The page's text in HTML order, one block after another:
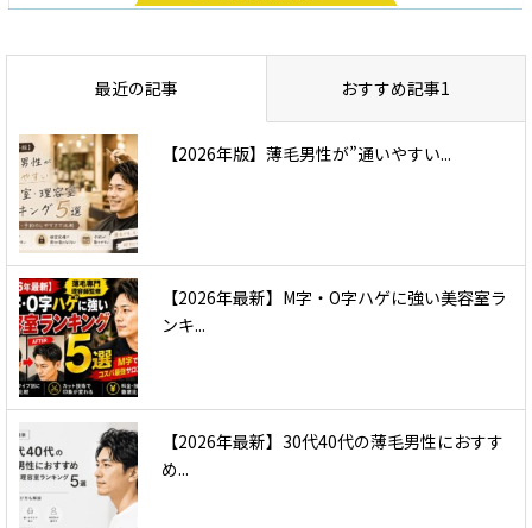
最近の記事 おすすめ記事1
【2026年版】薄毛男性が”通いやすい...
【2026年最新】M字・O字ハゲに強い美容室ラ
ンキ...
【2026年最新】30代40代の薄毛男性におすす
め...